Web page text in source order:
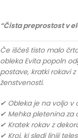
“Čista preprostost v
Če iščeš tisto malo
obleka Evita popoln
postave, kratki rokavi
ženstvenosti.
✔ Obleka je na voljo v
✔ Mehka pletenina za
✔ Kratek rokav z
✔ Kroj, ki sledi liniji